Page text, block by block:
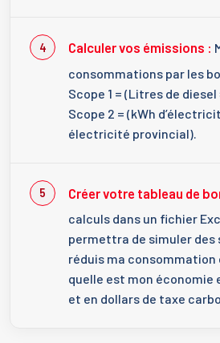
Calculer vos émissions :
consommations par les
Scope 1 = (Litres de
Scope 2 = (kWh
électricité provincial).
Créer votre tableau de
calculs dans un fichier
permettra de simuler des
réduis ma consommation
quelle est mon économie
et en dollars de taxe